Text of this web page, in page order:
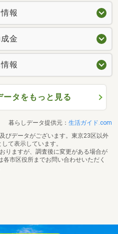
報
金
報
ータをもっと見る
暮らしデータ提供元： 生活ガイド.com
びデータがございます。東京23区以外
て表示しています。
りますが、調査後に変更がある場合が
市区役所までお問い合わせいただく